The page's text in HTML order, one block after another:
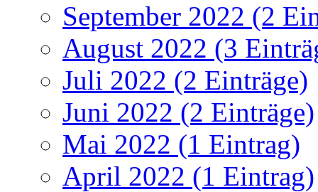
September 2022 (2
August 2022 (3
Juli 2022 (2 Einträge)
Juni 2022 (2 Einträge)
Mai 2022 (1 Eintrag)
April 2022 (1 Eintrag)